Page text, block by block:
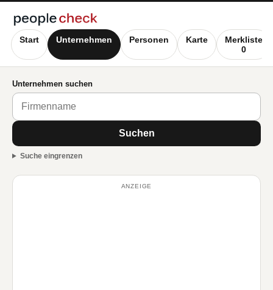
Start Unternehmen Personen Karte
Merkliste
0
Unternehmen suchen
Suchen
Suche eingrenzen
ANZEIGE